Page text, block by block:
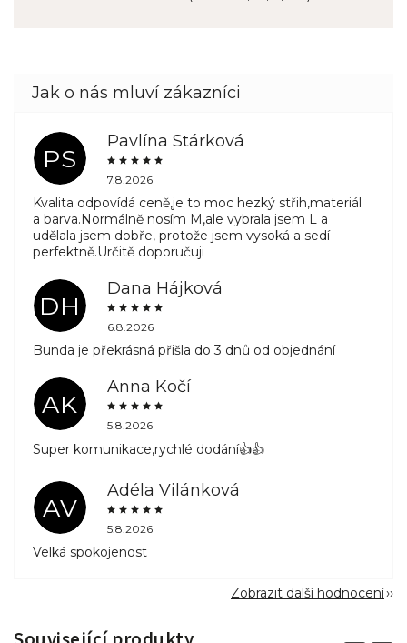
PS
Pavlína Stárková
7.8.2026
Kvalita odpovídá ceně,je to moc hezký střih,materiál
a barva.Normálně nosím M,ale vybrala jsem L a
udělala jsem dobře, protože jsem vysoká a sedí
perfektně.Určitě doporučuji
DH
Dana Hájková
6.8.2026
Bunda je překrásná přišla do 3 dnů od objednání
AK
Anna Kočí
5.8.2026
Super komunikace,rychlé dodání👍👍
AV
Adéla Vilánková
5.8.2026
Velká spokojenost
Zobrazit další hodnocení